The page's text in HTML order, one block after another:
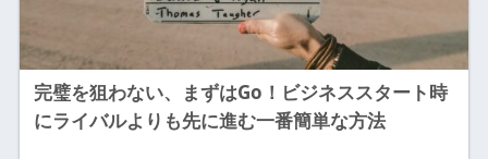
完璧を狙わない、まずはGo！ビジネススタート時
にライバルよりも先に進む一番簡単な方法